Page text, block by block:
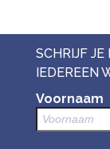
SCHRIJF
IEDEREEN
Voornaam